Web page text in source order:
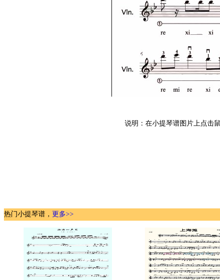
说明：在小提琴谱图片上点击
热门小提琴谱， 更多>>